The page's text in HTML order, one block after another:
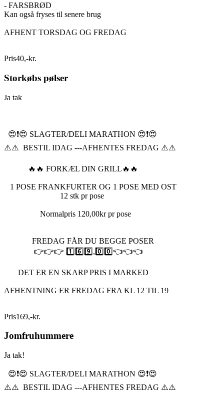
- FARSBRØD
Kan også fryses til senere brug
AFHENT TORSDAG OG FREDAG
Pris40,-kr.
Storkøbs pølser
Ja tak
😍❗️😍 SLAGTER/DELI MARATHON 😍❗️😍
⚠️⚠️ BESTIL IDAG ---AFHENTES FREDAG ⚠️⚠️
🔥🔥 FORKÆL DIN GRILL🔥🔥
1 POSE FRANKFURTER OG 1 POSE MED OST
12 stk pr pose
Normalpris 120,00kr pr pose
FREDAG FÅR DU BEGGE POSER
👉👉👉 1️⃣6️⃣9️⃣,0️⃣0️⃣👈👈👈
DET ER EN SKARP PRIS I MARKED
AFHENTNING ER FREDAG FRA KL 12 TIL 19
Pris169,-kr.
Jomfruhummere
Ja tak!
😍❗️😍 SLAGTER/DELI MARATHON 😍❗️😍
⚠️⚠️ BESTIL IDAG ---AFHENTES FREDAG ⚠️⚠️